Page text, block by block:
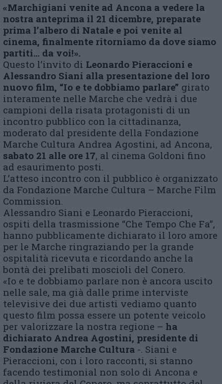
«Marchigiani venite ad Ancona a vedere la
nostra anteprima il 21 dicembre, preparate
prima l’albero di Natale e poi venite al
cinema, finalmente ritorniamo da dove siamo
partiti… da voi!».
Questo l’invito di Leonardo Pieraccioni e
Alessandro Siani alla presentazione del loro
nuovo film, “Io e te dobbiamo parlare” girato
interamente nelle Marche che vedrà i due
campioni della risata protagonisti di un
incontro pubblico con la cittadinanza,
moderato dal presidente della Fondazione
Marche Cultura Andrea Agostini, ad Ancona,
sabato 21 alle ore 17, al cinema Goldoni fino
ad esaurimento posti.
L’atteso incontro con il pubblico è organizzato
da Fondazione Marche Cultura – Marche Film
Commission.
Alessandro Siani e Leonardo Pieraccioni,
ospiti della trasmissione “Che Tempo Che Fa”,
hanno pubblicamente dichiarato il loro amore
per le Marche ringraziando per la grande
ospitalità ricevuta e ricordando anche la
bontà dei prelibati moscioli del Conero.
«Io e te dobbiamo parlare non è ancora uscito
nelle sale, ma già dalle prime interviste
televisive dei due artisti vediamo quanto
questo film possa essere un potente veicolo
per valorizzare la nostra regione – ha
dichiarato Andrea Agostini, presidente di
Fondazione Marche Cultura -. Siani e
Pieraccioni, con i loro racconti, si stanno
facendo testimonial non solo di Ancona e